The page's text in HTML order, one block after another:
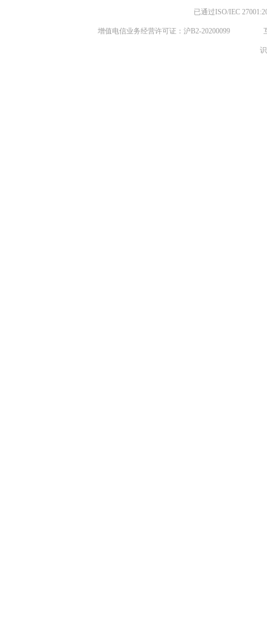
已通过ISO/IEC
增值电信业务经营许可证：沪B2-20200099